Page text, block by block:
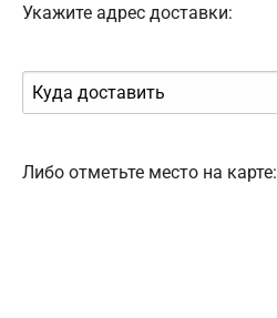
Укажите адрес доставки:
Либо отметьте место на карте: